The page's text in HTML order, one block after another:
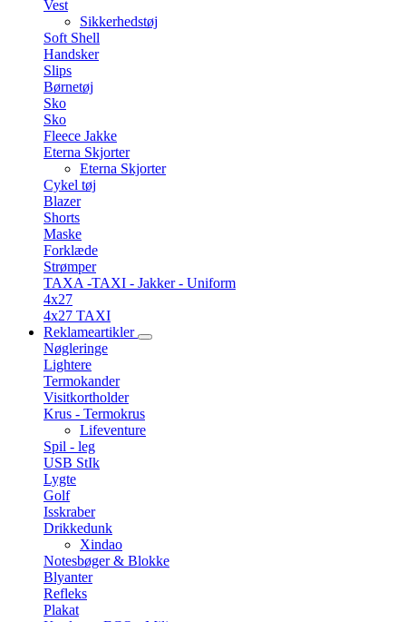
Vest
Sikkerhedstøj
Soft Shell
Handsker
Slips
Børnetøj
Sko
Sko
Fleece Jakke
Eterna Skjorter
Eterna Skjorter
Cykel tøj
Blazer
Shorts
Maske
Forklæde
Strømper
TAXA -TAXI - Jakker - Uniform
4x27
4x27 TAXI
Reklameartikler
Nøgleringe
Lightere
Termokander
Visitkortholder
Krus - Termokrus
Lifeventure
Spil - leg
USB StIk
Lygte
Golf
Isskraber
Drikkedunk
Xindao
Notesbøger & Blokke
Blyanter
Refleks
Plakat